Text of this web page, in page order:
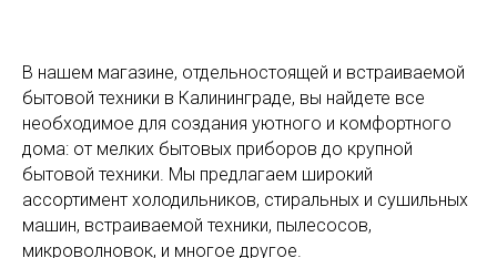
В нашем магазине, отдельностоящей и встраиваемой
бытовой техники в Калининграде, вы найдете все
необходимое для создания уютного и комфортного
дома: от мелких бытовых приборов до крупной
бытовой техники. Мы предлагаем широкий
ассортимент холодильников, стиральных и сушильных
машин, встраиваемой техники, пылесосов,
микроволновок, и многое другое.